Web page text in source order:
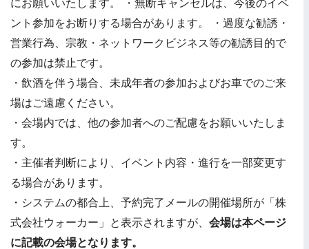
にお願いいたします。 ・無断キャンセルは、今後のイベ
ント参加をお断りする場合があります。 ・過度な勧誘・
営業行為、宗教・ネットワークビジネス等の勧誘目的で
の参加は禁止です。
・飲酒を伴う場合、未成年者の参加およびお車でのご来
場はご遠慮ください。
・会場内では、他の参加者へのご配慮をお願いいたしま
す。
・主催者判断により、イベント内容・進行を一部変更す
る場合があります。
・システムの都合上、予約完了メールの開催場所が「株
式会社ウォーカー」と表示されますが、 会場は本ページ
に記載の会場となります。